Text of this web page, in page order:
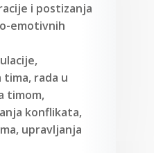
i postizanja
emotivnih
rada u
timom,
konflikata,
upravljanja